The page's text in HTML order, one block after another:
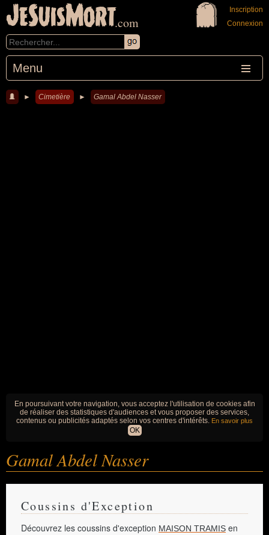
JeSuisMort.com
Menu
Inscription
Connexion
► Cimetière ► Gamal Abdel Nasser
En poursuivant votre navigation, vous acceptez l'utilisation de cookies afin
de réaliser des statistiques d'audiences et vous proposer des services,
contenus ou publicités adaptés selon vos centres d'intérêts. En savoir plus
OK
Gamal Abdel Nasser
Coussins d'Exception
Découvrez les coussins d'exception MAISON TRAMIS en